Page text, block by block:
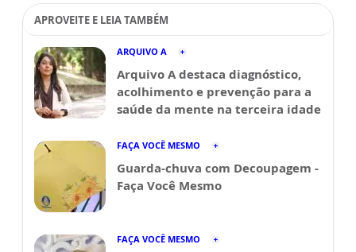
APROVEITE E LEIA TAMBÉM
ARQUIVO A
Arquivo A destaca diagnóstico,
acolhimento e prevenção para a
saúde da mente na terceira idade
FAÇA VOCÊ MESMO
Guarda-chuva com Decoupagem -
Faça Você Mesmo
FAÇA VOCÊ MESMO